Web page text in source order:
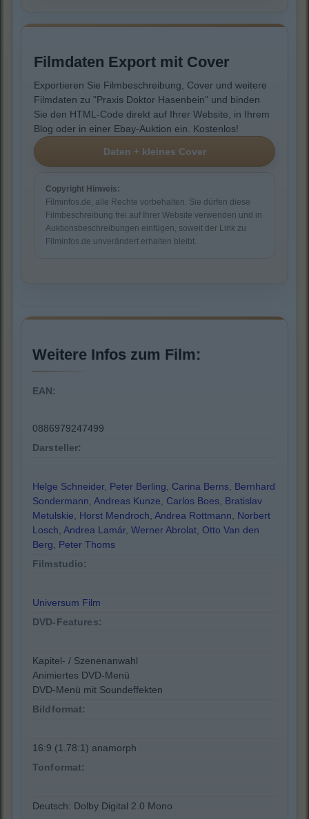
Filmdaten Export mit Cover
Exportieren Sie Filmbeschreibung, Cover und weitere
Filmdaten zu "Praxis Doktor Hasenbein" und binden
Sie den HTML-Code direkt auf Ihrer Website, in Ihrem
Blog oder in einer Ebay-Auktion ein. Kostenlos!
Copyright Hinweis:
Filminfos.de, alle Rechte vorbehalten. Sie dürfen diese
Filmbeschreibung frei auf Ihrer Website verwenden und in
Auktionsbeschreibungen einfügen, soweit der Link zu
Filminfos.de unverändert erhalten bleibt.
Weitere Infos zum Film:
EAN:
0886979247499
Darsteller:
Helge Schneider, Peter Berling, Carina Berns, Bernhard
Sondermann, Andreas Kunze, Carlos Boes, Bratislav
Metulskie, Horst Mendroch, Andrea Rottmann, Norbert
Losch, Andrea Lamár, Werner Abrolat, Otto Van den
Berg, Peter Thoms
Filmstudio:
Universum Film
DVD-Features:
Kapitel- / Szenenanwahl
Animiertes DVD-Menü
DVD-Menü mit Soundeffekten
Bildformat:
16:9 (1.78:1) anamorph
Tonformat:
Deutsch: Dolby Digital 2.0 Mono